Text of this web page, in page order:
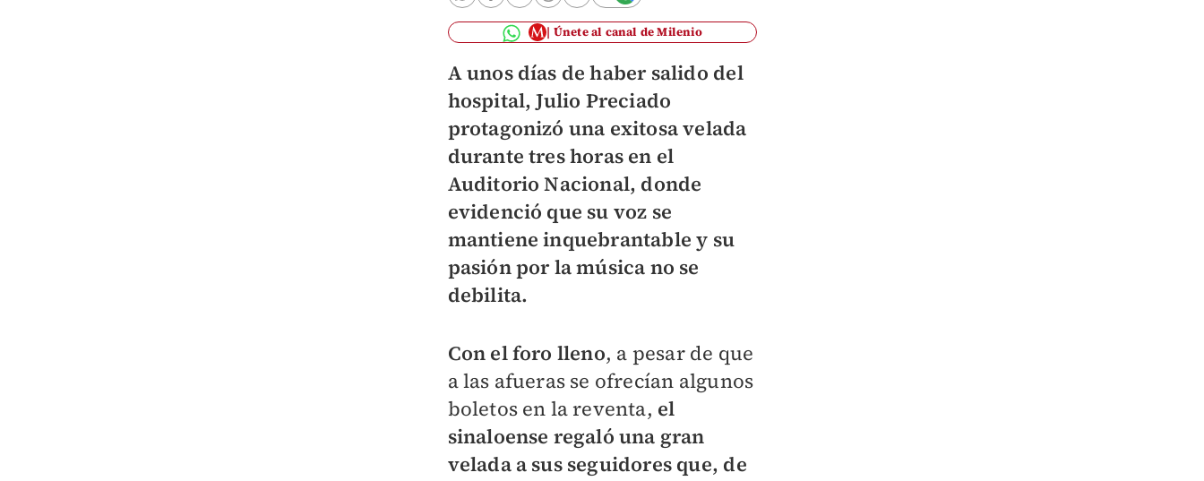
Únete al canal de Milenio
A unos días de haber salido del
hospital, Julio Preciado
protagonizó una exitosa velada
durante tres horas en el
Auditorio Nacional, donde
evidenció que su voz se
mantiene inquebrantable y su
pasión por la música no se
debilita.
Con el foro lleno, a pesar de que
a las afueras se ofrecían algunos
boletos en la reventa, el
sinaloense regaló una gran
velada a sus seguidores que, de